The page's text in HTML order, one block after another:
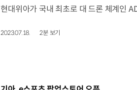
2023.07.18. 2분 보기